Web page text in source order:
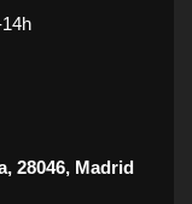
28046, Madrid